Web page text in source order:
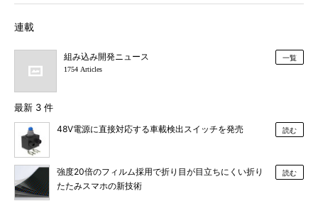
連載
組み込み開発ニュース
1754 Articles
一覧
最新 3 件
48V電源に直接対応する車載検出スイッチを発売 読む
強度20倍のフィルム採用で折り目が目立ちにくい折り
たたみスマホの新技術
読む